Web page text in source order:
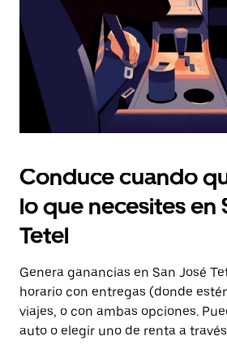
calendario.
Conduce cuando
lo que necesites en
Tetel
Genera ganancias en San José
horario con entregas (donde
viajes, o con ambas opciones.
auto o elegir uno de renta a